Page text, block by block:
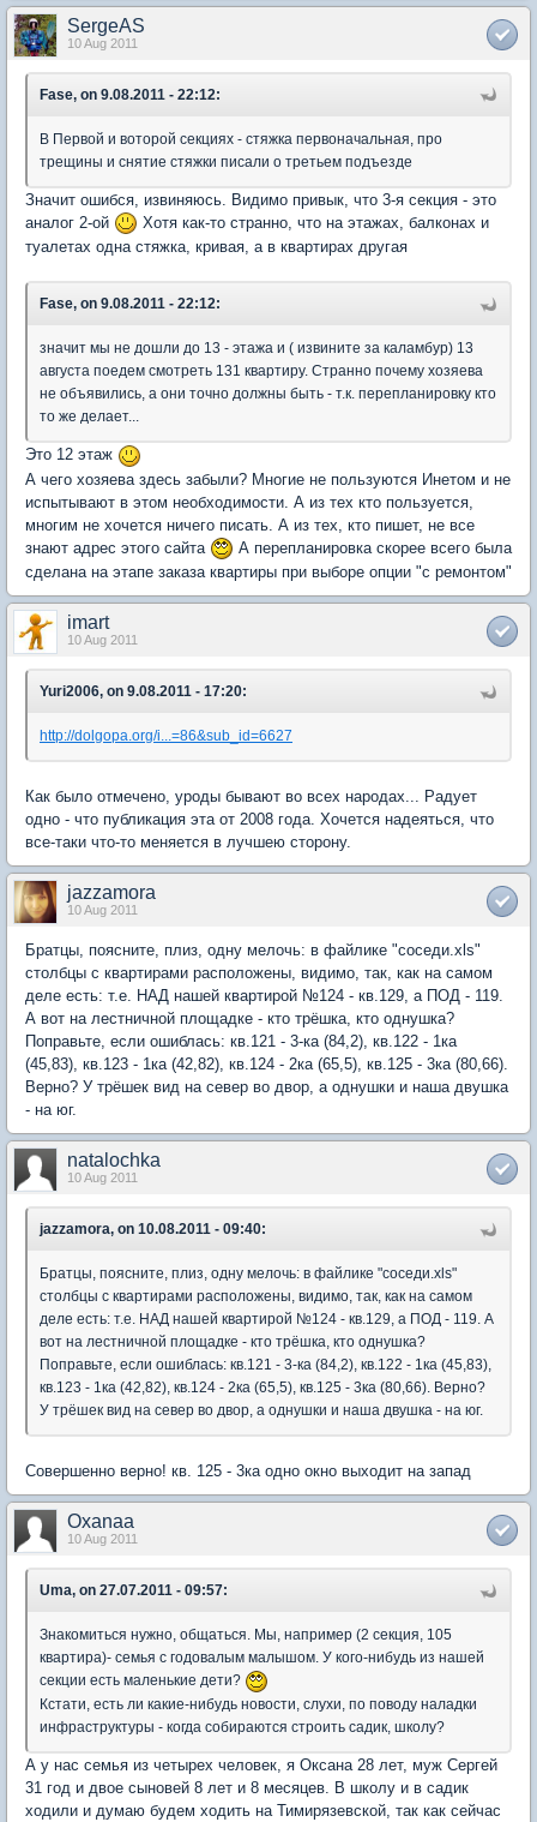
SergeAS
10 Aug 2011
Fase, on 9.08.2011 - 22:12:
В Первой и воторой секциях - стяжка первоначальная, про
трещины и снятие стяжки писали о третьем подъезде
Значит ошибся, извиняюсь. Видимо привык, что 3-я секция - это
аналог 2-ой
Хотя как-то странно, что на этажах, балконах и
туалетах одна стяжка, кривая, а в квартирах другая
Fase, on 9.08.2011 - 22:12:
значит мы не дошли до 13 - этажа и ( извините за каламбур) 13
августа поедем смотреть 131 квартиру. Странно почему хозяева
не объявились, а они точно должны быть - т.к. перепланировку кто
то же делает...
Это 12 этаж
А чего хозяева здесь забыли? Многие не пользуются Инетом и не
испытывают в этом необходимости. А из тех кто пользуется,
многим не хочется ничего писать. А из тех, кто пишет, не все
знают адрес этого сайта
А перепланировка скорее всего была
сделана на этапе заказа квартиры при выборе опции "с ремонтом"
imart
10 Aug 2011
Yuri2006, on 9.08.2011 - 17:20:
http://dolgopa.org/i...=86&sub_id=6627
Как было отмечено, уроды бывают во всех народах... Радует
одно - что публикация эта от 2008 года. Хочется надеяться, что
все-таки что-то меняется в лучшею сторону.
jazzamora
10 Aug 2011
Братцы, поясните, плиз, одну мелочь: в файлике "соседи.xls"
столбцы с квартирами расположены, видимо, так, как на самом
деле есть: т.е. НАД нашей квартирой №124 - кв.129, а ПОД - 119.
А вот на лестничной площадке - кто трёшка, кто однушка?
Поправьте, если ошиблась: кв.121 - 3-ка (84,2), кв.122 - 1ка
(45,83), кв.123 - 1ка (42,82), кв.124 - 2ка (65,5), кв.125 - 3ка (80,66).
Верно? У трёшек вид на север во двор, а однушки и наша двушка
- на юг.
natalochka
10 Aug 2011
jazzamora, on 10.08.2011 - 09:40:
Братцы, поясните, плиз, одну мелочь: в файлике "соседи.xls"
столбцы с квартирами расположены, видимо, так, как на самом
деле есть: т.е. НАД нашей квартирой №124 - кв.129, а ПОД - 119. А
вот на лестничной площадке - кто трёшка, кто однушка?
Поправьте, если ошиблась: кв.121 - 3-ка (84,2), кв.122 - 1ка (45,83),
кв.123 - 1ка (42,82), кв.124 - 2ка (65,5), кв.125 - 3ка (80,66). Верно?
У трёшек вид на север во двор, а однушки и наша двушка - на юг.
Совершенно верно! кв. 125 - 3ка одно окно выходит на запад
Oxanaa
10 Aug 2011
Uma, on 27.07.2011 - 09:57:
Знакомиться нужно, общаться. Мы, например (2 секция, 105
квартира)- семья с годовалым малышом. У кого-нибудь из нашей
секции есть маленькие дети?
Кстати, есть ли какие-нибудь новости, слухи, по поводу наладки
инфраструктуры - когда собираются строить садик, школу?
А у нас семья из четырех человек, я Оксана 28 лет, муж Сергей
31 год и двое сыновей 8 лет и 8 месяцев. В школу и в садик
ходили и думаю будем ходить на Тимирязевской, так как сейчас